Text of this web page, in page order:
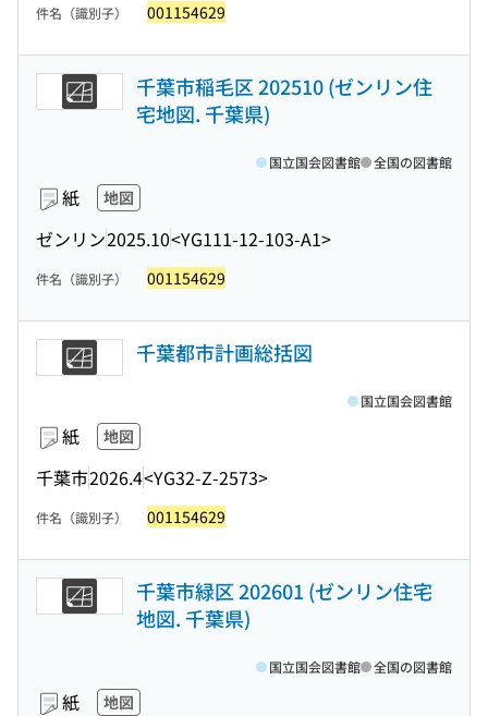
件名（識別子） 001154629
千葉市稲毛区 202510 (ゼンリン住
宅地図. 千葉県)
紙 地図
ゼンリン2025.10<YG111-12-103-A1>
国立国会図書館 全国の図書館
件名（識別子） 001154629
千葉都市計画総括図
紙 地図
千葉市2026.4<YG32-Z-2573>
国立国会図書館
件名（識別子） 001154629
千葉市緑区 202601 (ゼンリン住宅
地図. 千葉県)
紙 地図
国立国会図書館 全国の図書館